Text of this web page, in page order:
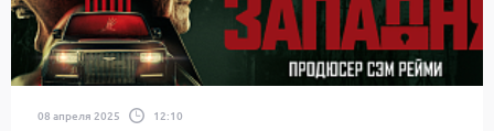
08 апреля 2025 12:10